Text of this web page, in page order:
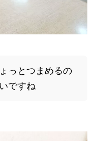
っとつまめるの
ですね